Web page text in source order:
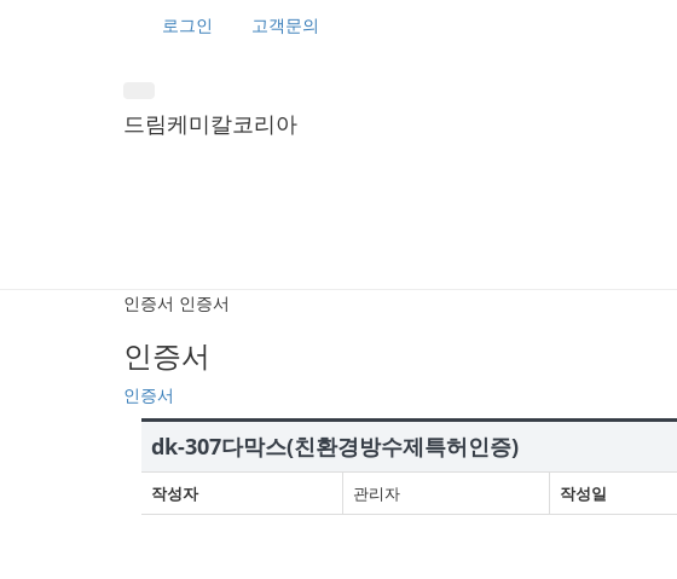
로그인 고객문의
드림케미칼코리아
인증서 인증서
인증서
인증서
dk-307다막스(친환경방수제특허인증)
작성자 관리자 작성일